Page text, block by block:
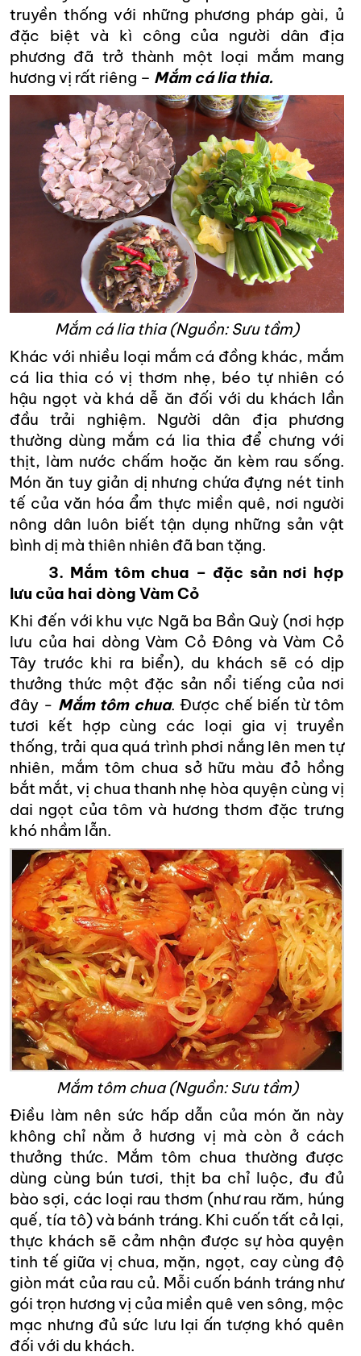
truyền thống với những phương pháp gài, ủ
đặc biệt và kì công của người dân địa
phương đã trở thành một loại mắm mang
hương vị rất riêng – Mắm cá lia thia.
Mắm cá lia thia (Nguồn: Sưu tầm)
Khác với nhiều loại mắm cá đồng khác, mắm
cá lia thia có vị thơm nhẹ, béo tự nhiên có
hậu ngọt và khá dễ ăn đối với du khách lần
đầu trải nghiệm. Người dân địa phương
thường dùng mắm cá lia thia để chưng với
thịt, làm nước chấm hoặc ăn kèm rau sống.
Món ăn tuy giản dị nhưng chứa đựng nét tinh
tế của văn hóa ẩm thực miền quê, nơi người
nông dân luôn biết tận dụng những sản vật
bình dị mà thiên nhiên đã ban tặng.
3. Mắm tôm chua – đặc sản nơi hợp
lưu của hai dòng Vàm Cỏ
Khi đến với khu vực Ngã ba Bần Quỳ (nơi hợp
lưu của hai dòng Vàm Cỏ Đông và Vàm Cỏ
Tây trước khi ra biển), du khách sẽ có dịp
thưởng thức một đặc sản nổi tiếng của nơi
đây - Mắm tôm chua. Được chế biến từ tôm
tươi kết hợp cùng các loại gia vị truyền
thống, trải qua quá trình phơi nắng lên men tự
nhiên, mắm tôm chua sở hữu màu đỏ hồng
bắt mắt, vị chua thanh nhẹ hòa quyện cùng vị
dai ngọt của tôm và hương thơm đặc trưng
khó nhầm lẫn.
Mắm tôm chua (Nguồn: Sưu tầm)
Điều làm nên sức hấp dẫn của món ăn này
không chỉ nằm ở hương vị mà còn ở cách
thưởng thức. Mắm tôm chua thường được
dùng cùng bún tươi, thịt ba chỉ luộc, đu đủ
bào sợi, các loại rau thơm (như rau răm, húng
quế, tía tô) và bánh tráng. Khi cuốn tất cả lại,
thực khách sẽ cảm nhận được sự hòa quyện
tinh tế giữa vị chua, mặn, ngọt, cay cùng độ
giòn mát của rau củ. Mỗi cuốn bánh tráng như
gói trọn hương vị của miền quê ven sông, mộc
mạc nhưng đủ sức lưu lại ấn tượng khó quên
đối với du khách.